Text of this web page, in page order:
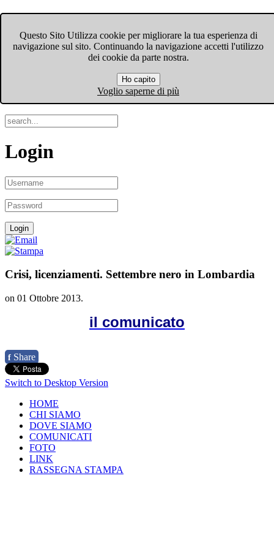
Questo Sito Utilizza cookie per migliorare la tua esperienza di
navigazione sul sito. Continuando la navigazione accetti l'utilizzo
dei cookie da parte nostra.
Ho capito
Voglio saperne di più
Menu
Login
Crisi, licenziamenti. Settembre nero in Lombardia
on 01 Ottobre 2013.
il comunicato
f Share
Switch to Desktop Version
HOME
CHI SIAMO
DOVE SIAMO
COMUNICATI
FOTO
LINK
RASSEGNA STAMPA